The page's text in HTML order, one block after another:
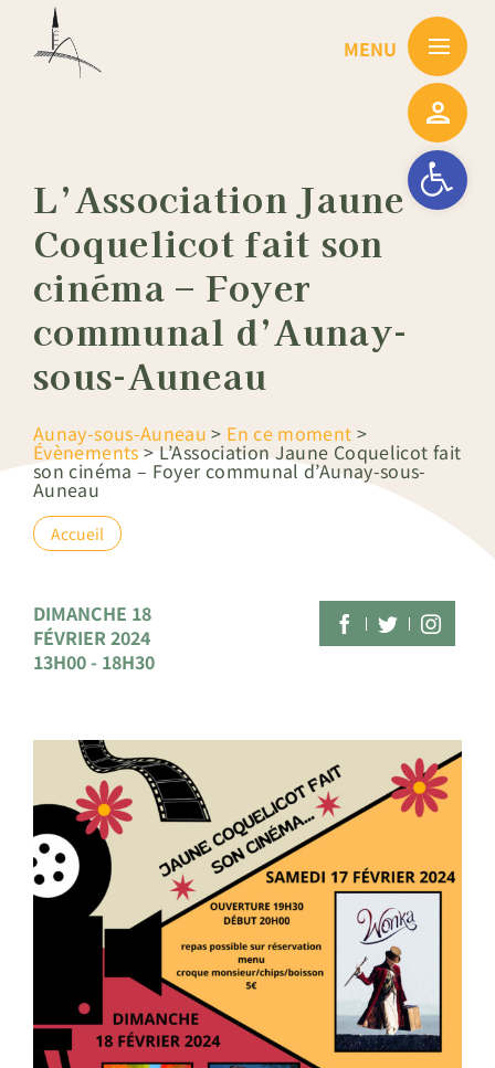
Ouvrir la
L’Association Jaune
Coquelicot fait son
cinéma – Foyer
communal d’Aunay-
sous-Auneau
Aunay-sous-Auneau > En ce moment >
Évènements>L’Association Jaune Coquelicot fait
son cinéma – Foyer communal d’Aunay-sous-
Auneau
Accueil
DIMANCHE 18
FÉVRIER 2024
13H00 - 18H30